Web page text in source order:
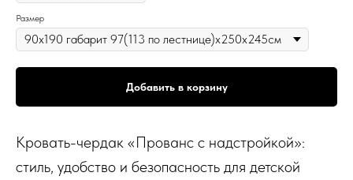
Размер
Добавить в корзину
Кровать-чердак «Прованс с надстройкой»:
стиль, удобство и безопасность для детской